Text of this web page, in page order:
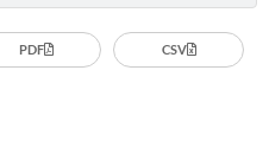
PDF CSV